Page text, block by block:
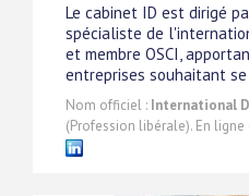
Le cabinet ID est dirigé
spécialiste de
et membre OSCI,
entreprises souhaitant
Nom officiel : International
(Profession libérale). En ligne